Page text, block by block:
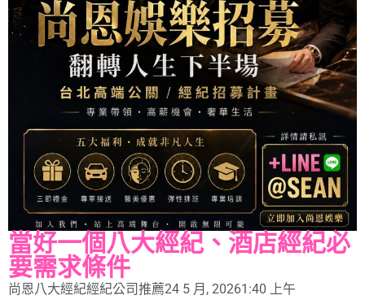
當好一個八大經紀、酒店經紀必
要需求條件
尚恩八大經紀經紀公司推薦24 5 月, 20261:40 上午